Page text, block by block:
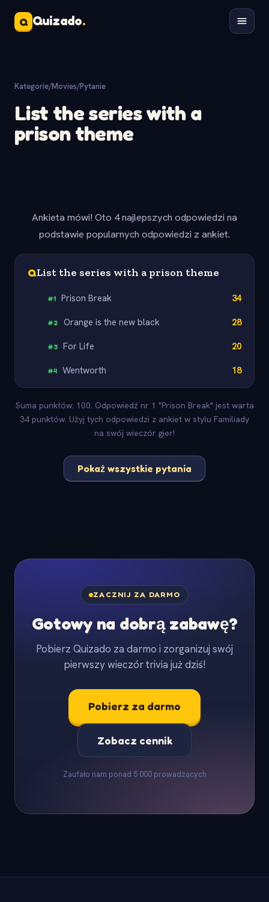
Q Quizado.
Kategorie/Movies/Pytanie
List the series with a
prison theme
Ankieta mówi! Oto 4 najlepszych odpowiedzi na
podstawie popularnych odpowiedzi z ankiet.
QList the series with a prison theme
#1 Prison Break 34
#2 Orange is the new black 28
#3 For Life 20
#4 Wentworth 18
Suma punktów: 100. Odpowiedź nr 1 "Prison Break" jest warta
34 punktów. Użyj tych odpowiedzi z ankiet w stylu Familiady
na swój wieczór gier!
Pokaż wszystkie pytania
ZACZNIJ ZA DARMO
Gotowy na dobrą zabawę?
Pobierz Quizado za darmo i zorganizuj swój
pierwszy wieczór trivia już dziś!
Pobierz za darmo
Zobacz cennik
Zaufało nam ponad 5 000 prowadzących